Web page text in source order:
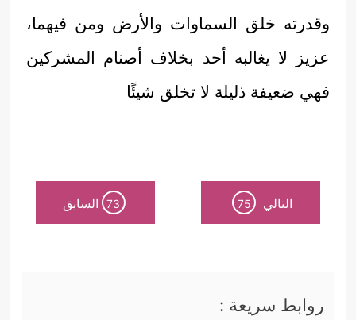
وقدرته خلق السماوات والأرض ومن فيهما،
عزيز لا يغالبه أحد بخلاف أصنام المشركين
فهي ضعيفة ذليلة لا تخلق شيئًا
التالي 75
73 السابق
روابط سريعة :